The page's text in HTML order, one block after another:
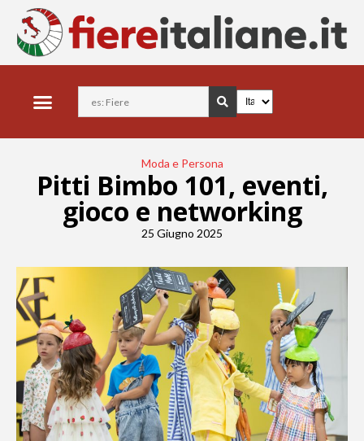
Moda e Persona
Pitti Bimbo 101, eventi,
gioco e networking
25 Giugno 2025